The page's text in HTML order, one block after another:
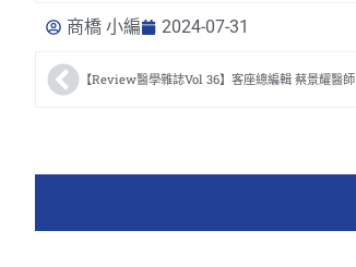
商橋 小編 2024-07-31
【Review醫學雜誌Vol 36】客座總編輯 蔡景耀醫師